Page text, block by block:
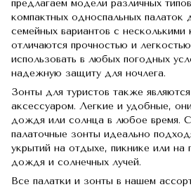
предлагаем модели различных
компактных односпальных палаток
семейных вариантов с несколькими
отличаются прочностью и
использовать в любых погодных
надежную защиту для ночлега.
Зонты для туристов также
аксессуаром. Легкие и удобные,
дождя или солнца в любое время.
палаточные зонты идеально
укрытий на отдыхе, пикнике или
дождя и солнечных лучей.
Все палатки и зонты в нашем